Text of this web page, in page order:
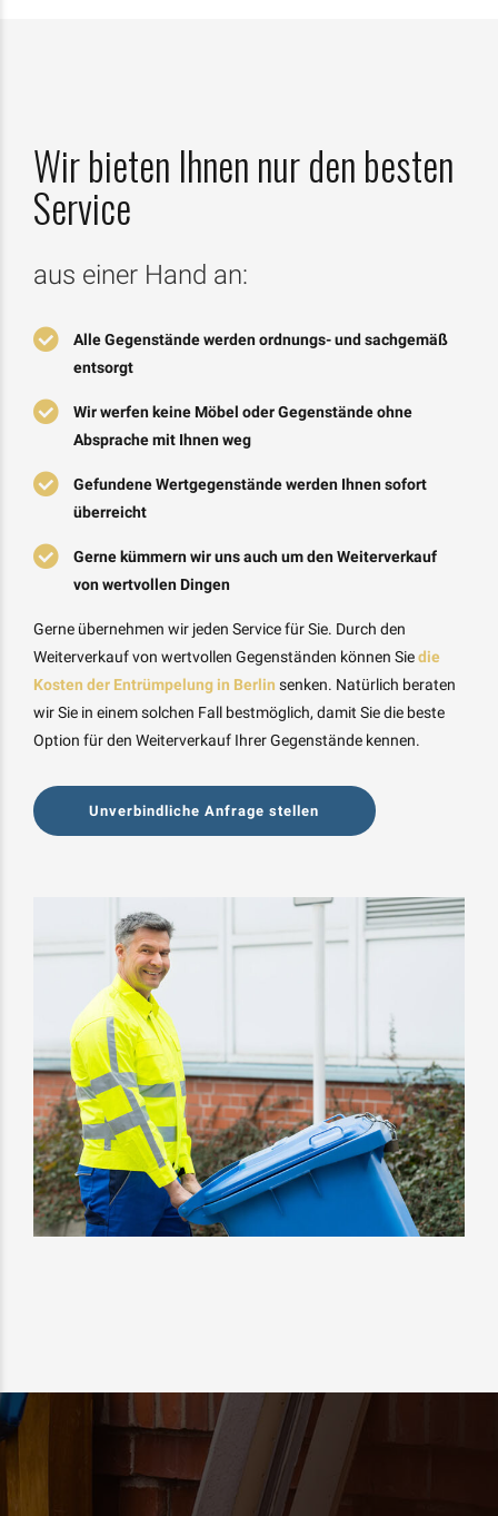
Wir bieten Ihnen nur den besten
Service
aus einer Hand an:
Alle Gegenstände werden ordnungs- und sachgemäß
entsorgt
Wir werfen keine Möbel oder Gegenstände ohne
Absprache mit Ihnen weg
Gefundene Wertgegenstände werden Ihnen sofort
überreicht
Gerne kümmern wir uns auch um den Weiterverkauf
von wertvollen Dingen
Gerne übernehmen wir jeden Service für Sie. Durch den
Weiterverkauf von wertvollen Gegenständen können Siedie
Kosten der Entrümpelung in Berlin senken. Natürlich beraten
wir Sie in einem solchen Fall bestmöglich, damit Sie die beste
Option für den Weiterverkauf Ihrer Gegenstände kennen.
Unverbindliche Anfrage stellen